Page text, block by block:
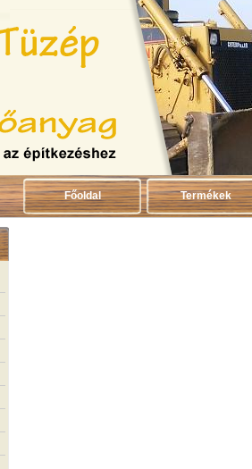
Főoldal Termékek